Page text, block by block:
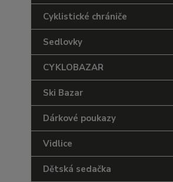
Cyklistické chrániče
Sedlovky
CYKLOBAZAR
Ski Bazar
Dárkové poukazy
Vidlice
Dětská sedačka